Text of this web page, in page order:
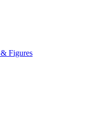
B. Braun in Italia: 4
e un Centro di
Figures